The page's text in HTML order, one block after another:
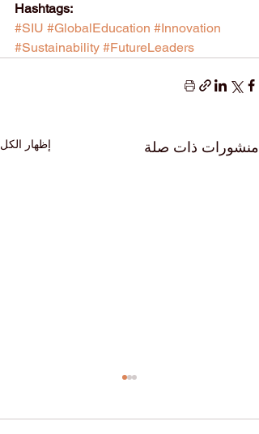
Hashtags:
#SIU #GlobalEducation #Innovation
#Sustainability #FutureLeaders
منشورات ذات صلة إظهار الكل